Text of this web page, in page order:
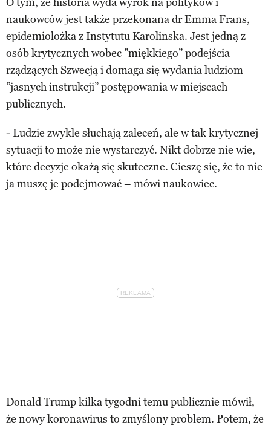
naukowców jest także przekonana dr Emma Frans,
epidemiolożka z Instytutu Karolinska. Jest jedną z
osób krytycznych wobec ”miękkiego” podejścia
rządzących Szwecją i domaga się wydania ludziom
”jasnych instrukcji” postępowania w miejscach
publicznych.
- Ludzie zwykle słuchają zaleceń, ale w tak krytycznej
sytuacji to może nie wystarczyć. Nikt dobrze nie wie,
które decyzje okażą się skuteczne. Cieszę się, że to nie
ja muszę je podejmować – mówi naukowiec.
Donald Trump kilka tygodni temu publicznie mówił,
że nowy koronawirus to zmyślony problem. Potem, że